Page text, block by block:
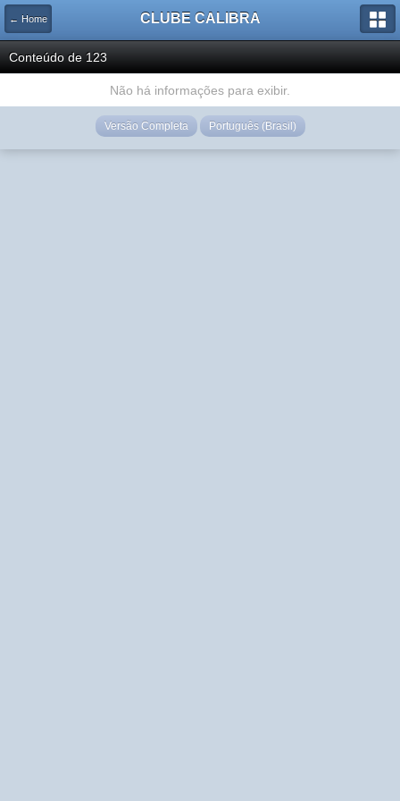
← Home CLUBE CALIBRA
Conteúdo de 123
Não há informações para exibir.
Versão Completa Português (Brasil)